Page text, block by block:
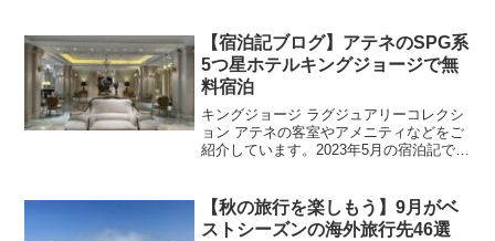
ん素敵ですが、公共交通機関が発達して
いるので、フランスの可愛...
【宿泊記ブログ】アテネのSPG系
5つ星ホテルキングジョージで無
料宿泊
キングジョージ ラグジュアリーコレクシ
ョン アテネの客室やアメニティなどをご
紹介しています。2023年5月の宿泊記で
アテネのホテルを検討されている方の参
考になれば幸いです。
【秋の旅行を楽しもう】9月がベ
ストシーズンの海外旅行先46選